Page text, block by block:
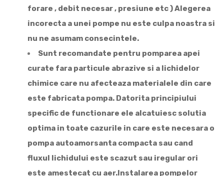
forare , debit necesar , presiune etc ) Alegerea
incorecta a unei pompe nu este culpa noastra si
nu ne asumam consecintele.
Sunt recomandate pentru pomparea apei
curate fara particule abrazive si a lichidelor
chimice care nu afecteaza materialele din care
este fabricata pompa. Datorita principiului
specific de functionare ele alcatuiesc solutia
optima in toate cazurile in care este necesara o
pompa autoamorsanta compacta sau cand
fluxul lichidului este scazut sau iregular ori
este amestecat cu aer.Instalarea pompelor